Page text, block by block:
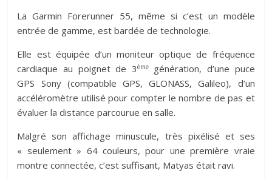
La Garmin Forerunner 55, même si c’est un modèle
entrée de gamme, est bardée de technologie.
Elle est équipée d’un moniteur optique de fréquence
cardiaque au poignet de 3èmegénération, d’une puce
GPS Sony (compatible GPS, GLONASS, Galileo), d’un
accéléromètre utilisé pour compter le nombre de pas et
évaluer la distance parcourue en salle.
Malgré son affichage minuscule, très pixélisé et ses
« seulement » 64 couleurs, pour une première vraie
montre connectée, c’est suffisant, Matyas était ravi.